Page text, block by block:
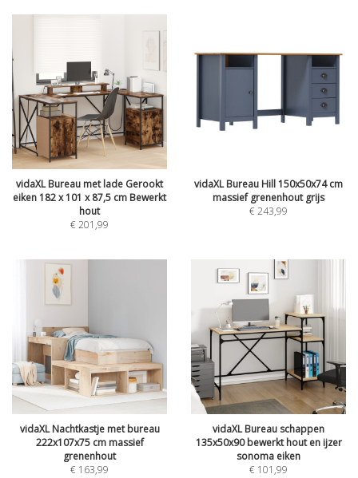
vidaXL Bureau met lade Gerookt
eiken 182 x 101 x 87,5 cm Bewerkt
hout
€201,99
vidaXL Bureau Hill 150x50x74 cm
massief grenenhout grijs
€243,99
vidaXL Nachtkastje met bureau
222x107x75 cm massief
grenenhout
€ 163,99
vidaXL Bureau schappen
135x50x90 bewerkt hout en ijzer
sonoma eiken
€ 101,99